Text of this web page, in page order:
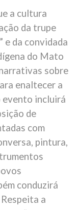
a cultura
da trupe
e da convidada
do Mato
sobre
enaltecer a
evento incluirá
de
com
pintura,
conduzirá
a